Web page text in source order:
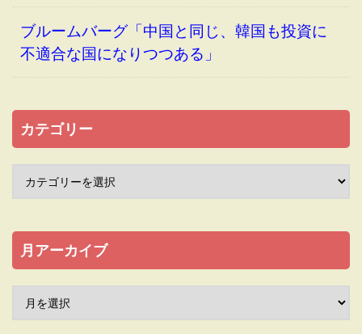
ブルームバーグ「中国と同じ、韓国も投資に
不適合な国になりつつある」
カテゴリー
月アーカイブ